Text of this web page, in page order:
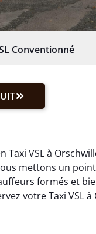
Conventionné
Taxi VSL à
mettons un
formés et
votre Taxi VSL